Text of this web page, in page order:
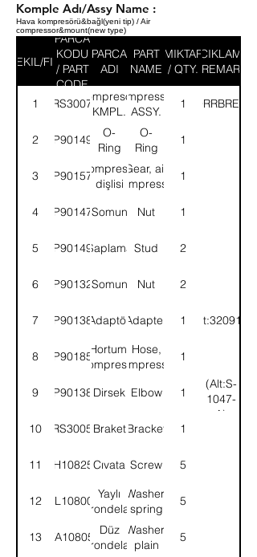
Komple Adı/Assy Name :
Hava kompresörü&bağl(yeni tip) / Air
compressor&mount(new type)
SEKIL/FIG
PARCA
KODU
/ PART
CODE
PARCA
ADI
PART
NAME
MIKTAR
/ QTY.
ACIKLAMA
/ REMARK
1 57RS300781
Kompresör-
KMPL.
Compressor-
ASSY.
1
2 9P901497
O-
Ring
O-
Ring
1
3 9P901570
Kompresör
dişlisi
Gear, air
compressor
1
4 9P901479Somun Nut 1
5 9P901491Saplama Stud 2
6 9P901320Somun Nut 2
7 9P901385AdaptörAdapter 1 (Alt:320918)
8 9P901852
Hortum,
kompresör
Hose,
compressor
1
9 9P901386Dirsek Elbow 1
(Alt:S-
1047-
A)
1057RS300500BraketBracket 1
11 SH108251Cıvata Screw 5
12 WL108002
Yaylı
rondela
Washer,
spring
5
13 WA108051
Düz
rondela
Washer,
plain
5